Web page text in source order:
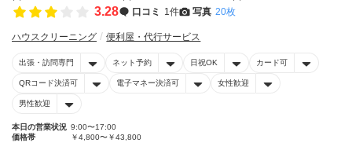
3.28 口コミ 1件 写真 20枚
ハウスクリーニング 便利屋・代行サービス
出張・訪問専門 ネット予約 日祝OK カード可
QRコード決済可 電子マネー決済可 女性歓迎
男性歓迎
本日の営業状況 9:00〜17:00
価格帯
￥4,800〜￥43,800